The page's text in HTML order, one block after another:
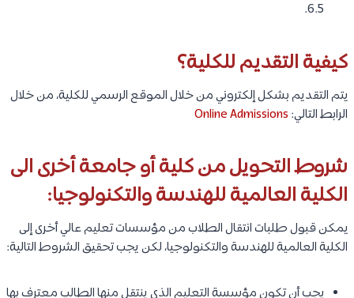
6.5.
كيفية التقديم للكلية؟
يتم التقديم بشكل إلكتروني من خلال الموقع الرسمي للكلية، من خلال
الرابط التالي: Online Admissions
شروط التحويل من كلية أو جامعة أخرى الى
الكلية العالمية للهندسة والتكنولوجيا:
يمكن قبول طلبات انتقال الطلاب من مؤسسات تعليم عالي أخرى إلى
الكلية العالمية للهندسة والتكنولوجيا، لكن يجب تحقيق الشروط التالية:
يجب أن تكون مؤسسة التعليم الذي ينتقل منها الطالب معترف بها